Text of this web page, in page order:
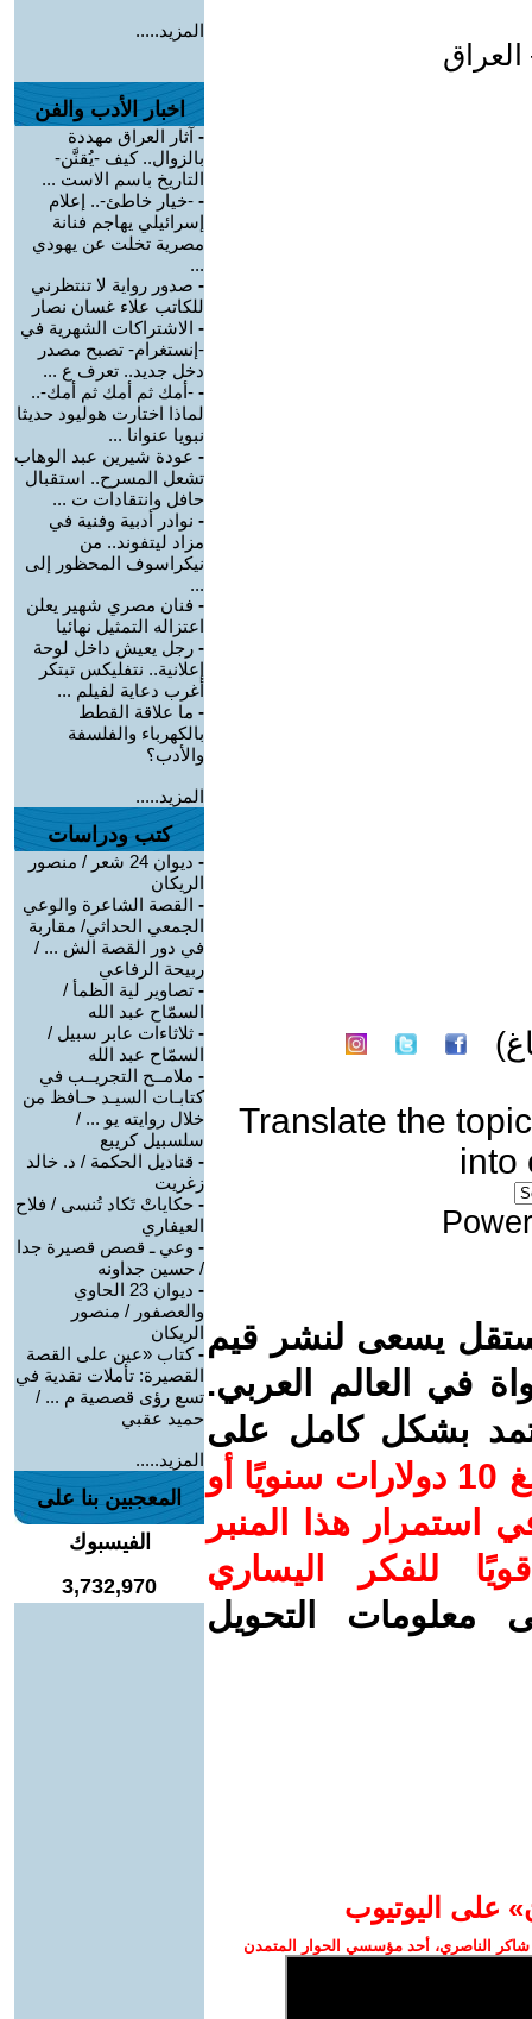
Translate the topic
into
يسعى لنشر قيم
في العالم العربي.
بشكل كامل على
ساهم/ي معنا! بدعمكم بمبلغ 10 دولارات سنويًا أو
استمرار هذا المنبر
للفكر اليساري
معلومات التحويل
على اليوتيوب
الناصري، أحد مؤسسي الحوار المتمدن
المزيد.....
اخبار الأدب والفن
- آثار العراق مهددة
بالزوال.. كيف -يُقنَّن-
التاريخ باسم الاست ...
- -خيار خاطئ-.. إعلام
إسرائيلي يهاجم فنانة
مصرية تخلت عن يهودي
...
- صدور رواية لا تنتظرني
للكاتب علاء غسان نصار
- الاشتراكات الشهرية في
-إنستغرام- تصبح مصدر
دخل جديد.. تعرف ع ...
- -أمك ثم أمك ثم أمك-..
لماذا اختارت هوليود حديثا
نبويا عنوانا ...
- عودة شيرين عبد الوهاب
تشعل المسرح.. استقبال
حافل وانتقادات ت ...
- نوادر أدبية وفنية في
مزاد ليتفوند.. من
نيكراسوف المحظور إلى
...
- فنان مصري شهير يعلن
اعتزاله التمثيل نهائيا
- رجل يعيش داخل لوحة
إعلانية.. نتفليكس تبتكر
أغرب دعاية لفيلم ...
- ما علاقة القطط
بالكهرباء والفلسفة
والأدب؟
المزيد.....
كتب ودراسات
-
ديوان 24 شعر / منصور
الريكان
- القصة الشاعرة والوعي
الجمعي الحداثي/ مقاربة
في دور القصة الش ... /
ربيحة الرفاعي
- تصاوير لية الظمأ /
السمّاح عبد الله
- ثلاثاءات عابر سبيل /
السمّاح عبد الله
- ملامــح التجريــب في
كتابـات السيـد حـافظ من
خلال روايته يو ... /
سلسبيل كريبع
- قناديل الحكمة / د. خالد
زغريت
- حكاياتْ تَكاد تُنسى / فلاح
العيفاري
- وعي ـ قصص قصيرة جدا
/ حسين جداونه
-
ديوان 23 الحاوي
والعصفور / منصور
الريكان
-كتاب «عين على القصة
القصيرة: تأملات نقدية في
تسع رؤى قصصية م ... /
حميد عقبي
المزيد.....
المعجبين بنا على
الفيسبوك
3,732,970